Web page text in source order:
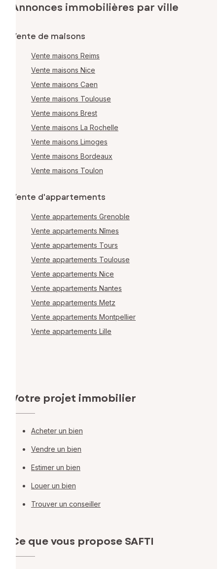
Annonces immobilières par ville
Vente de maisons
Vente maisons Reims
Vente maisons Nice
Vente maisons Caen
Vente maisons Toulouse
Vente maisons Brest
Vente maisons La Rochelle
Vente maisons Limoges
Vente maisons Bordeaux
Vente maisons Toulon
Vente d'appartements
Vente appartements Grenoble
Vente appartements Nîmes
Vente appartements Tours
Vente appartements Toulouse
Vente appartements Nice
Vente appartements Nantes
Vente appartements Metz
Vente appartements Montpellier
Vente appartements Lille
Votre projet immobilier
Acheter un bien
Vendre un bien
Estimer un bien
Louer un bien
Trouver un conseiller
Ce que vous propose SAFTI